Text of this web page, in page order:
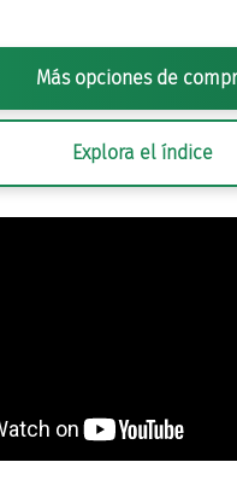
Más opciones de
Explora el índice